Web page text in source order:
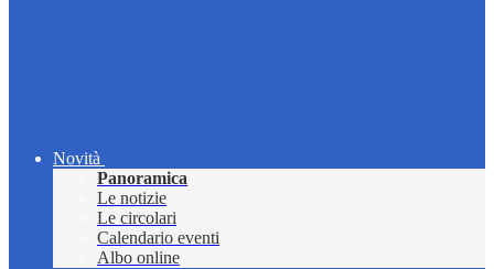
Novità
Panoramica
Le notizie
Le circolari
Calendario eventi
Albo online